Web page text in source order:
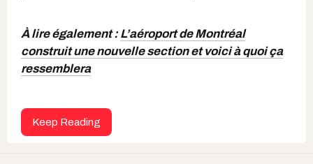
À lire également :L’aéroport de Montréal
construit une nouvelle section et voici à quoi ça
ressemblera
Keep Reading